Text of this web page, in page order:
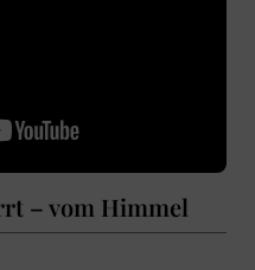
– vom Himmel